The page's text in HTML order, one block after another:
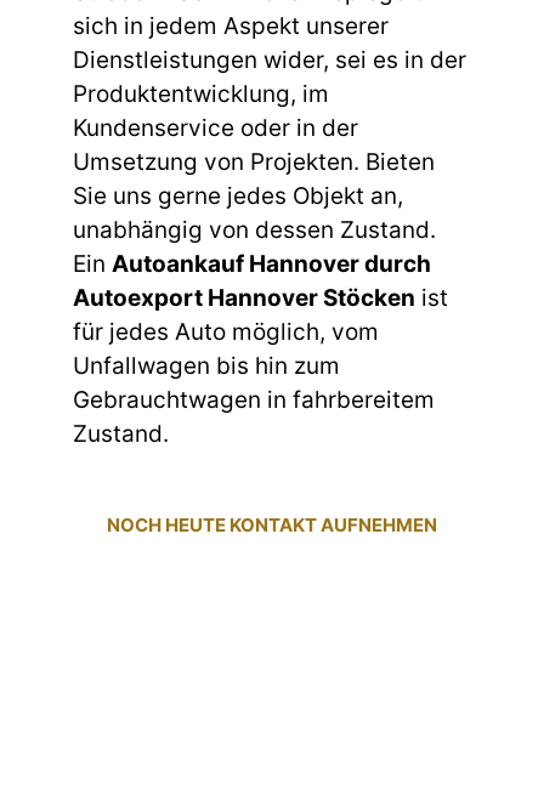
sich in jedem Aspekt unserer
Dienstleistungen wider, sei es in der
Produktentwicklung, im
Kundenservice oder in der
Umsetzung von Projekten. Bieten
Sie uns gerne jedes Objekt an,
unabhängig von dessen Zustand.
Ein Autoankauf Hannover durch
Autoexport Hannover Stöcken ist
für jedes Auto möglich, vom
Unfallwagen bis hin zum
Gebrauchtwagen in fahrbereitem
Zustand.
NOCH HEUTE KONTAKT AUFNEHMEN